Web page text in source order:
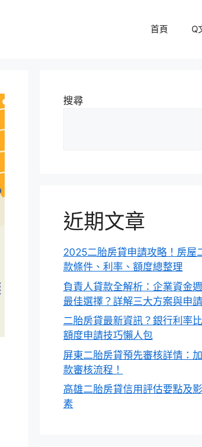
首頁 Q
搜尋
近期文章
2025二胎房貸申請攻略！房屋
款條件、利率、額度總整理
負責人貸款全解析：企業資金
最佳選擇？詳解三大方案與申
二胎房貸最新資訊？銀行利率
額度申請技巧懶人包
屏東二胎房貸預先審核詳情：
款審核流程！
高雄二胎房貸信用評估要點及
素